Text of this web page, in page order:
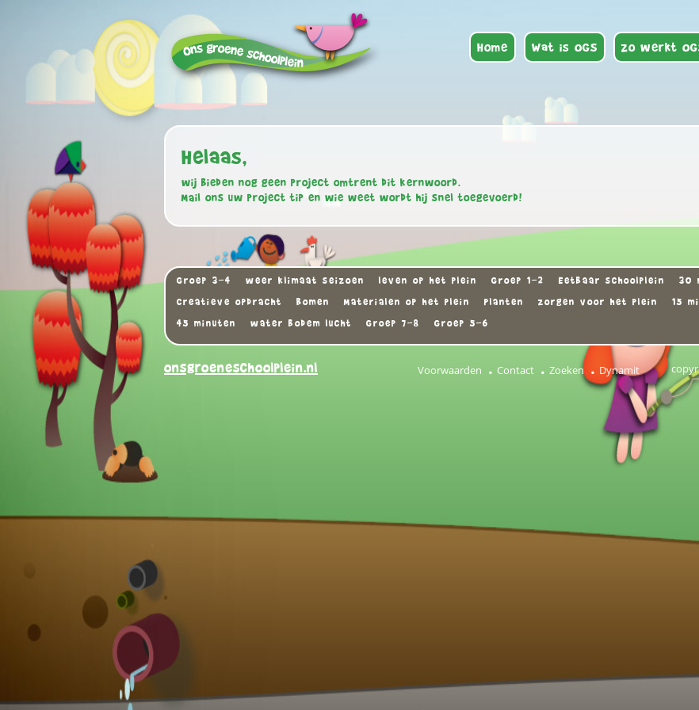
Home Wat is OGS Zo werkt
Helaas,
wij bieden nog geen project omtrent dit kernwoord.
Mail ons uw project tip en wie weet wordt hij snel toegevoerd!
Groep 3-4 weer klimaat seizoen leven op het plein Groep 1-2 Eetbaar schoolplein 30
Creatieve opdracht
Bomen Materialen op het plein Planten zorgen voor het plein 15
45 minuten
water bodem lucht Groep 7-8 Groep 5-6
onsgroeneschoolplein.nl Voorwaarden Contact Zoeken Dynamit